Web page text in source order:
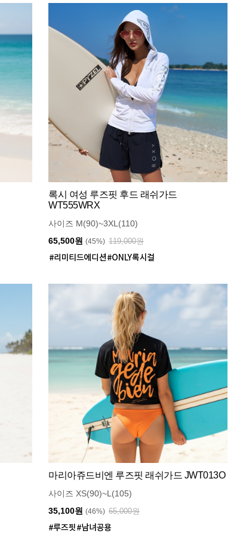
록시 여성 루즈핏 후드 래쉬가드
WT555WRX
사이즈 M(90)~3XL(110)
65,500원 (45%) 119,000원
마리아쥬드비엔 루즈핏 래쉬가드 JWT013O
사이즈 XS(90)~L(105)
35,100원 (46%) 65,000원